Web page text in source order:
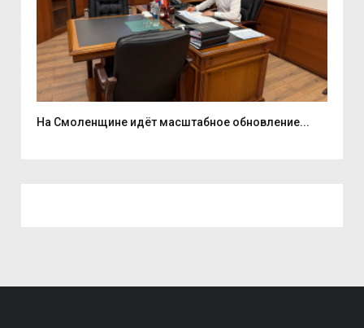
На Смоленщине идёт масштабное обновление...